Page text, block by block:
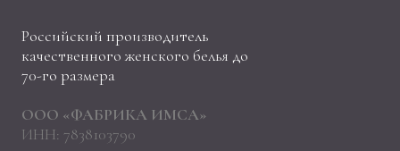
Российский производитель
качественного женского белья до
70-го размера
ООО «ФАБРИКА ИМСА»
ИНН: 7838103790